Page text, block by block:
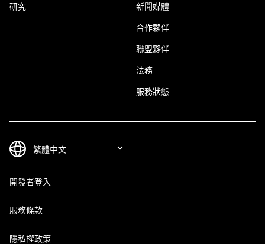
研究 新聞媒體
合作夥伴
聯盟夥伴
法務
服務狀態
開發者登入
服務條款
隱私權政策